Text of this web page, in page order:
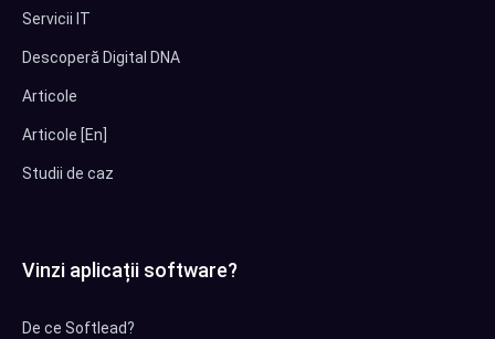
Servicii IT
Descoperă Digital DNA
Articole
Articole [En]
Studii de caz
Vinzi aplicații software?
De ce Softlead?